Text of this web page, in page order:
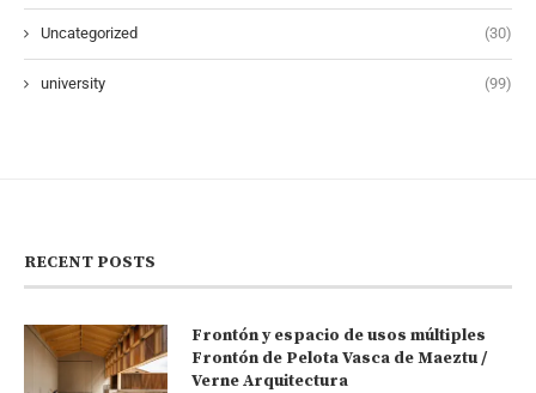
Uncategorized (30)
university (99)
RECENT POSTS
Frontón y espacio de usos múltiples
Frontón de Pelota Vasca de Maeztu /
Verne Arquitectura